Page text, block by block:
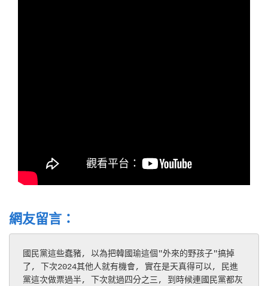
網友留言：
國民黨這些蠢豬, 以為把韓國瑜這個"外來的野孩子"搞掉
了, 下次2024其他人就有機會, 實在是天真得可以, 民進
黨這次做票過半, 下次就過四分之三, 到時候連國民黨都灰